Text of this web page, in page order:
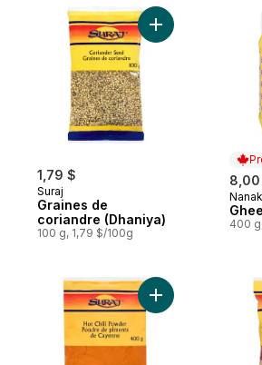
1,79 $
Suraj
Graines de
coriandre (Dhaniya)
100 g, 1,79 $/100g
Ajouter Graines
8,00
Nanak
400
Ajouter Poudre